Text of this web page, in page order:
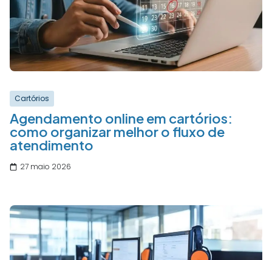
Cartórios
Agendamento online em cartórios:
como organizar melhor o fluxo de
atendimento
27 maio 2026